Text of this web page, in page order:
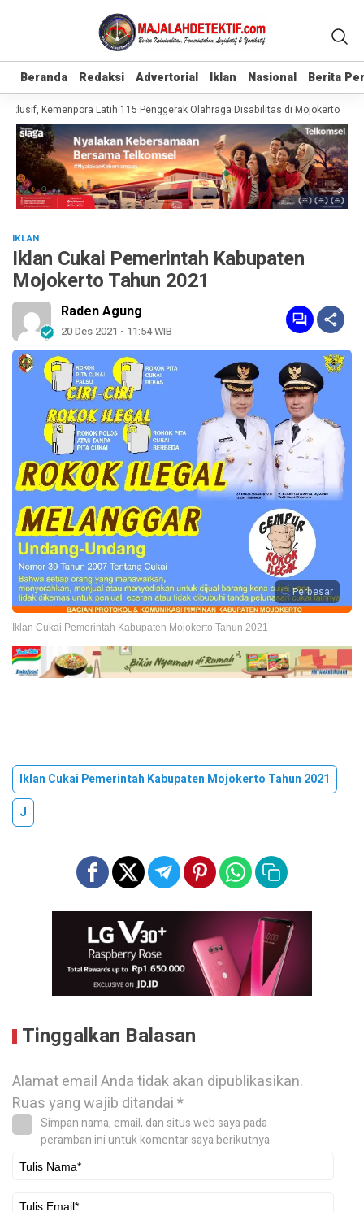
Beranda Redaksi Advertorial Iklan Nasional Berita
Beranda Redaksi Advertorial Iklan Nasional Berita
Kemenpora Latih 115 Penggerak Olahraga Disabilitas di Mojokerto
IKLAN
Iklan Cukai Pemerintah Kabupaten
Mojokerto Tahun 2021
Raden Agung
20 Des 2021 - 11:54 WIB
Perbesar
Iklan Cukai Pemerintah Kabupaten Mojokerto Tahun 2021
Iklan Cukai Pemerintah Kabupaten Mojokerto Tahun 2021
J
Tinggalkan Balasan
Alamat email Anda tidak akan dipublikasikan.
Ruas yang wajib ditandai*
Simpan nama, email, dan situs web saya pada
peramban ini untuk komentar saya berikutnya.